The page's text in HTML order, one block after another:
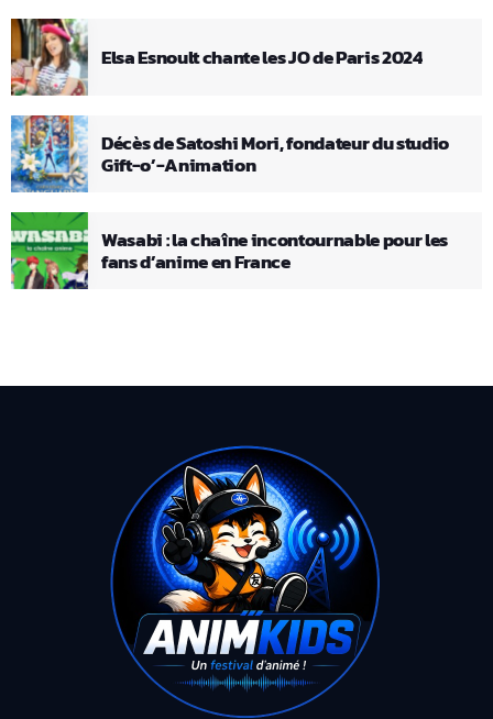
Elsa Esnoult chante les JO de Paris 2024
Décès de Satoshi Mori, fondateur du studio
Gift-o’-Animation
Wasabi : la chaîne incontournable pour les
fans d’anime en France